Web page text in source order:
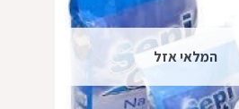
הוספה
למועדפים
המלאי אזל